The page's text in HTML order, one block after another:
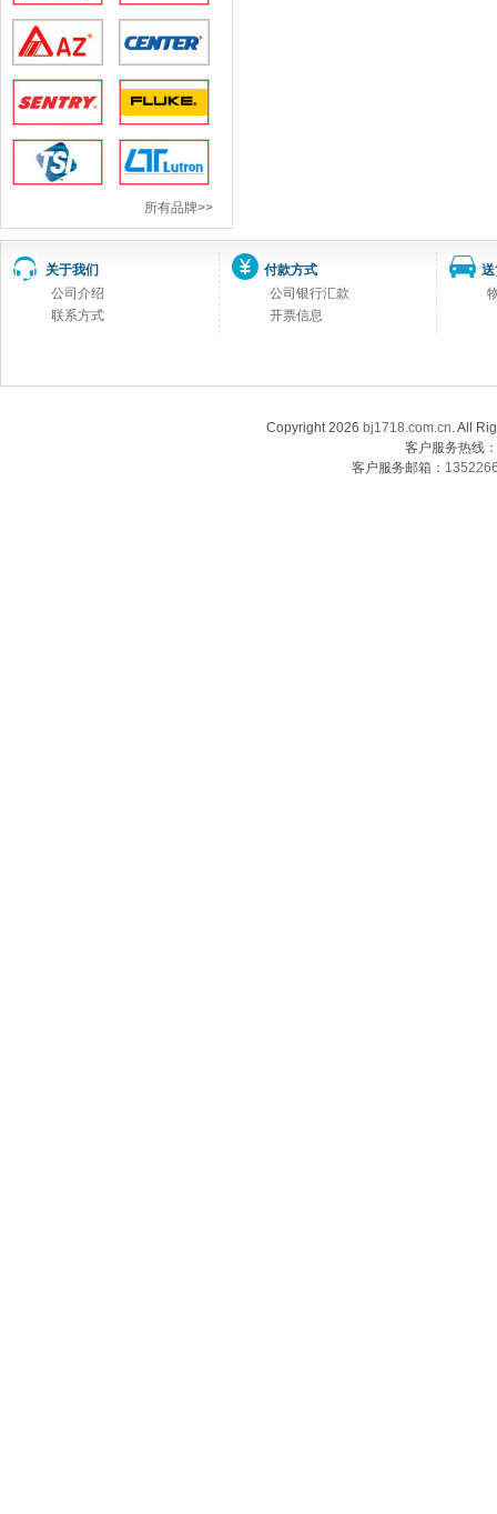
所有品牌>>
关于我们
公司介绍
联系方式
付款方式
公司银行汇款
开票信息
Copyright 2026 bj1718.com.cn. All
客户服务热线
客户服务邮箱：